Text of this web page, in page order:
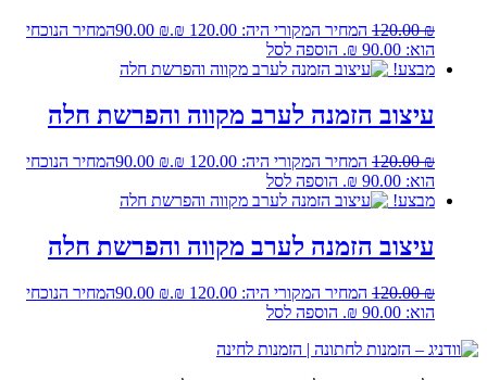
120.00₪ המחיר המקורי היה: 120.00 ₪. 90.00 ₪
המחיר הנוכחי
הוא: 90.00 ₪.
הוספה לסל
מבצע!
עיצוב הזמנה לערב מקווה והפרשת חלה
120.00₪ המחיר המקורי היה: 120.00 ₪. 90.00 ₪
המחיר הנוכחי
הוא: 90.00 ₪.
הוספה לסל
מבצע!
עיצוב הזמנה לערב מקווה והפרשת חלה
120.00₪ המחיר המקורי היה: 120.00 ₪. 90.00 ₪
המחיר הנוכחי
הוא: 90.00 ₪.
הוספה לסל